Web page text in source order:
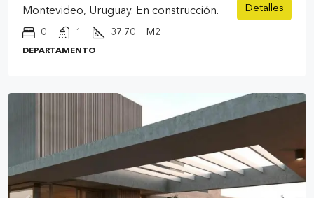
Montevideo, Uruguay. En construcción.
0 1 37.70 M2
DEPARTAMENTO
Detalles